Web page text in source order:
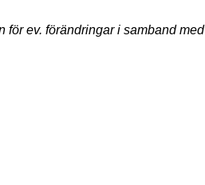
för ev. förändringar i samband med